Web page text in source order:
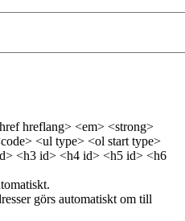
hreflang> <em> <strong>
<ul type> <ol start type>
<h3 id> <h4 id> <h5 id> <h6
görs automatiskt om till